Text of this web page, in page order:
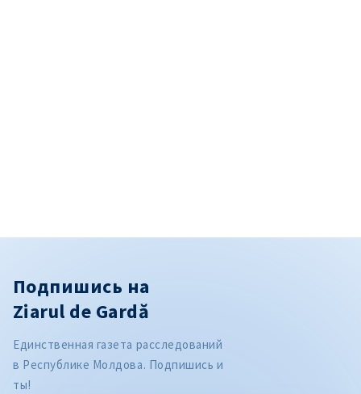
Подпишись на
Ziarul de Gardă
Единственная газета расследований
в Республике Молдова. Подпишись и
ты!